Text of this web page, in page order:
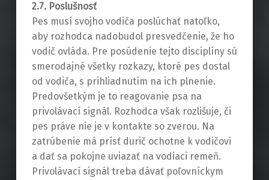
2.7. Poslušnosť
Pes musí svojho vodiča poslúchať natoľko,
aby rozhodca nadobudol presvedčenie, že ho
vodič ovláda. Pre posúdenie tejto disciplíny sú
smerodajné všetky rozkazy, ktoré pes dostal
od vodiča, s prihliadnutím na ich plnenie.
Predovšetkým je to reagovanie psa na
privolávací signál. Rozhodca však rozlišuje, či
pes práve nie je v kontakte so zverou. Na
zatrúbenie má prísť durič ochotne k vodičovi
a dať sa pokojne uviazať na vodiaci remeň.
Privolávací signál treba dávať poľovníckym